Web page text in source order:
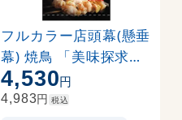
フルカラー店頭幕(懸垂
幕) 焼鳥 「美味探求」
黒・白抜 素材:ポンジ (
3497)
4,530円
4,983円 税込